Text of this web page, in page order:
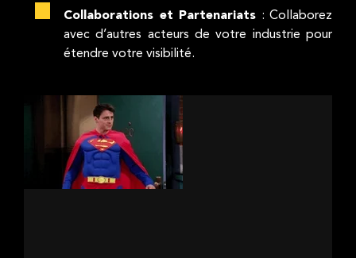
Collaborations et Partenariats : Collaborez
avec d’autres acteurs de votre industrie pour
étendre votre visibilité.